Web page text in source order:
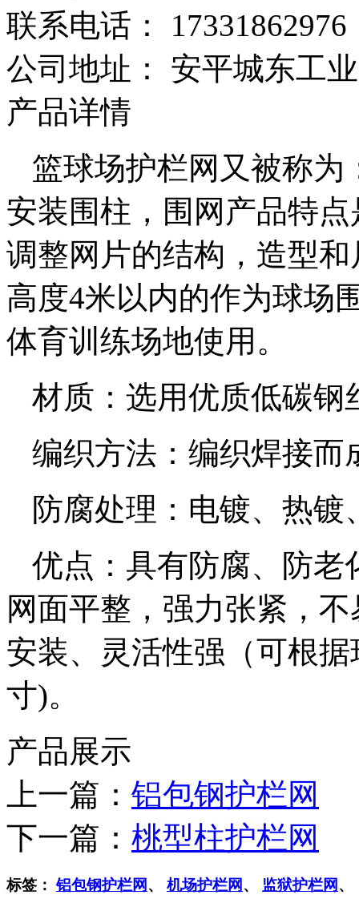
联系电话：
17331862976
公司地址：
安平城东工
产品详情
篮球场护栏网又被称
安装围柱，围网产品特
调整网片的结构，造型
高度4米以内的作为球场
体育训练场地使用。
材质：选用优质低碳钢
编织方法：编织焊接而
防腐处理：电镀、热镀
优点：具有防腐、防老
网面平整，强力张紧，
安装、灵活性强（可根
寸)。
产品展示
上一篇： 铝包钢护栏网
下一篇： 桃型柱护栏网
标签：铝包钢护栏网 、 机场护栏网 、 监狱护栏网 、